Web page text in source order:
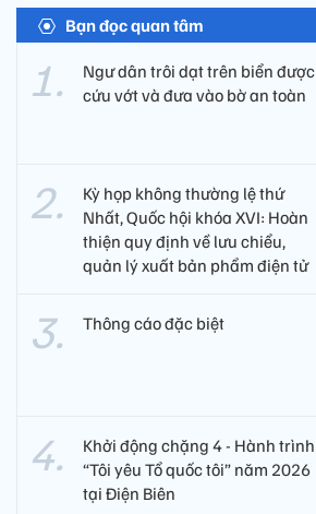
Bạn đọc quan tâm
Ngư dân trôi dạt trên biển được
cứu vớt và đưa vào bờ an toàn
Kỳ họp không thường lệ thứ
Nhất, Quốc hội khóa XVI: Hoàn
thiện quy định về lưu chiểu,
quản lý xuất bản phẩm điện tử
Thông cáo đặc biệt
Khởi động chặng 4 - Hành trình
“Tôi yêu Tổ quốc tôi” năm 2026
tại Điện Biên